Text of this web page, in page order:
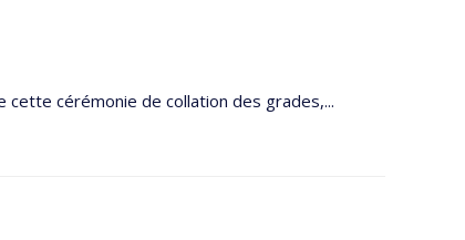
cérémonie de collation des grades,...